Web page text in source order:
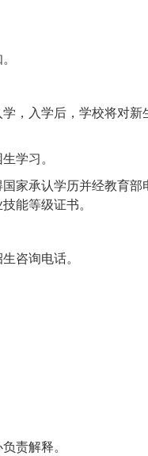
，入学后，学校将对
学习。
家承认学历并经教育
能等级证书。
咨询电话。
责解释。